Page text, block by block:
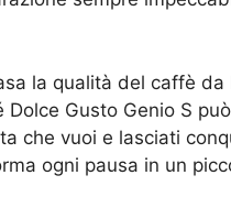
la qualità del caffè
Dolce Gusto Genio S
che vuoi e lasciati
ogni pausa in un